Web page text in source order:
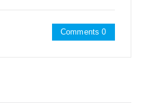
Comments 0